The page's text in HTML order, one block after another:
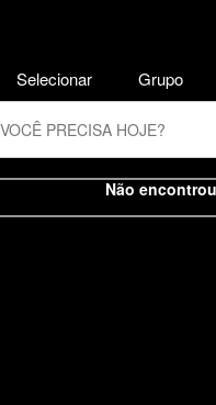
Não
Selecionar Grupo